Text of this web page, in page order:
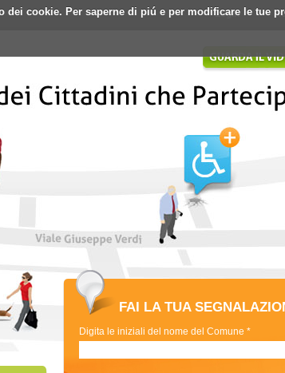
cookie. Per saperne di piú e per modificare le tue
Login
FAI LA TUA
Digita le iniziali del nome del Comune *